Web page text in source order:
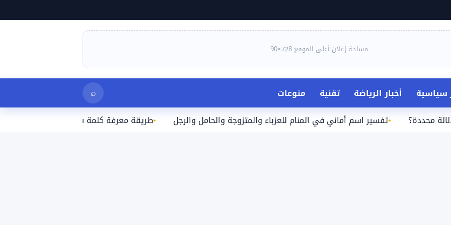
مساحة إعلان أعلى الموقع 728×90
سياسية أخبار الرياضة تقنية منوعات ⌕
تفسير اسم أماني في المنام للعزباء والمتزوجة والحامل والرجل طريقة معرفة كلمة سر الواي فاي المتصل بها على